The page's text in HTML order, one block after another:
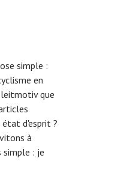
simple :
en
leitmotiv que
d'esprit ?
à
simple : je